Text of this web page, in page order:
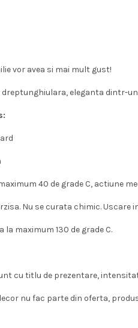
vor avea si mai mult gust!
dreptunghiulara, eleganta dintr-
40 de grade C, actiune
Nu se curata chimic. Uscare
la maximum 130 de grade C.
cu titlu de prezentare,
nu fac parte din oferta,